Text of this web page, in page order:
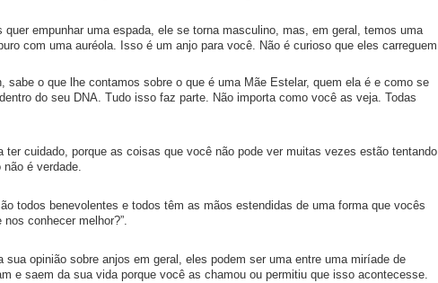
empunhar uma espada, ele se torna masculino, mas, em geral, temos uma
com uma auréola. Isso é um anjo para você. Não é curioso que eles carreguem
sabe o que lhe contamos sobre o que é uma Mãe Estelar, quem ela é e como se
do seu DNA. Tudo isso faz parte. Não importa como você as veja. Todas
ter cuidado, porque as coisas que você não pode ver muitas vezes estão tentando
é verdade.
todos benevolentes e todos têm as mãos estendidas de uma forma que vocês
conhecer melhor?”.
opinião sobre anjos em geral, eles podem ser uma entre uma miríade de
e saem da sua vida porque você as chamou ou permitiu que isso acontecesse.